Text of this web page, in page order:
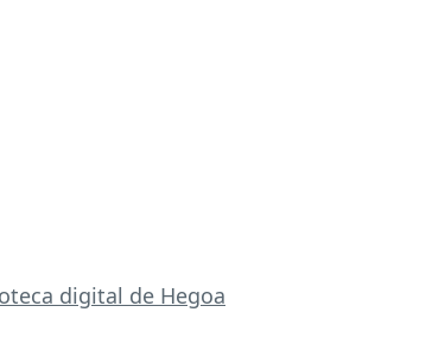
digital de Hegoa